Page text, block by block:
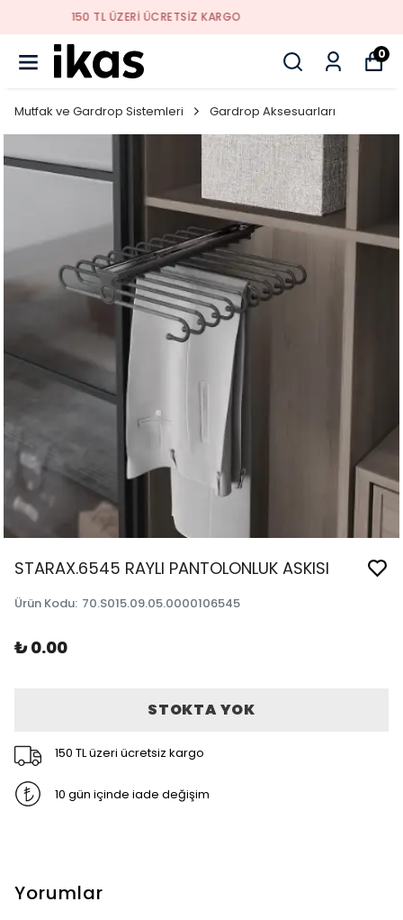
YENI SEZON ÜRÜNLER
0
Mutfak ve Gardrop Sistemleri Gardrop Aksesuarları
STARAX.6545 RAYLI PANTOLONLUK ASKISI
Ürün Kodu: 70.S015.09.05.0000106545
₺ 0.00
STOKTA YOK
150 TL üzeri ücretsiz kargo
10 gün içinde iade değişim
Yorumlar